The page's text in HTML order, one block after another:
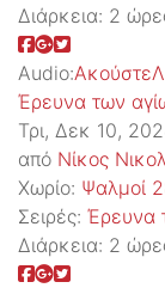
Διάρκεια: 2
Audio:Ακούστε
Έρευνα των
Τρι, Δεκ 10,
από Νίκος
Χωρίο: Ψαλμοί
Σειρές: Έρευνα
Διάρκεια: 2